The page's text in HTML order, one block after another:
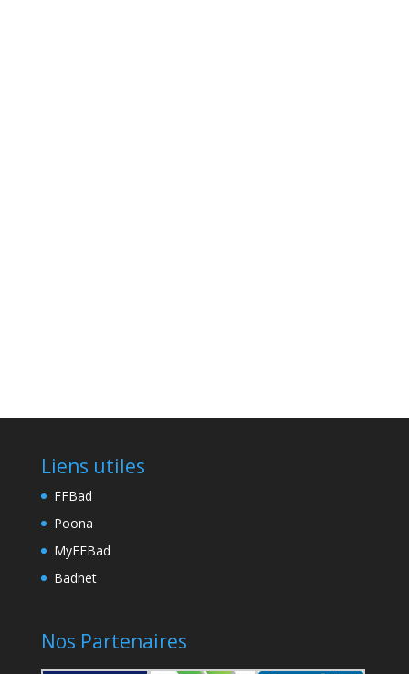
Liens utiles
FFBad
Poona
MyFFBad
Badnet
Nos Partenaires